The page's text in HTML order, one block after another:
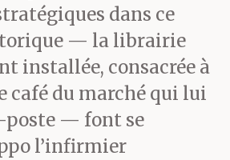
dans ce
— la librairie
installée, consacrée à
café du marché qui lui
poste — font se
l’infirmier